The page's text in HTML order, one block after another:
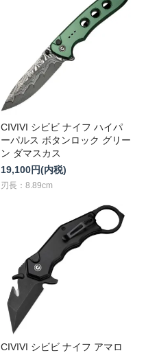
CIVIVI シビビ ナイフ ハイパ
ーパルス ボタンロック グリー
ン ダマスカス
19,100円(内税)
刃長：8.89cm
CIVIVI シビビ ナイフ アマロ